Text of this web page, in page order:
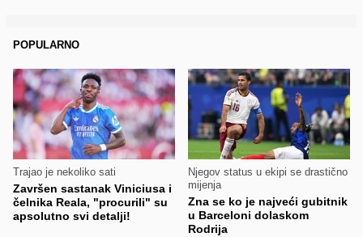
POPULARNO
Trajao je nekoliko sati
Završen sastanak Viniciusa i
čelnika Reala, "procurili" su
apsolutno svi detalji!
Njegov status u ekipi se drastično
mijenja
Zna se ko je najveći gubitnik
u Barceloni dolaskom
Rodrija